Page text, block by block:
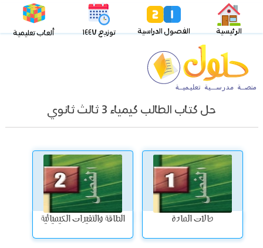
الرئيسية الفصول الدراسية توزيع ١٤٤٧ ألعاب تعليمية
حل كتاب الطالب كيمياء 3 ثالث ثانوي
حالات المادة الطاقة والتغيرات الكيميائية